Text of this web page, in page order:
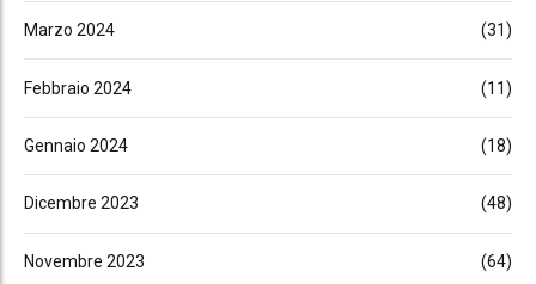
Marzo 2024 (31)
Febbraio 2024 (11)
Gennaio 2024 (18)
Dicembre 2023 (48)
Novembre 2023 (64)